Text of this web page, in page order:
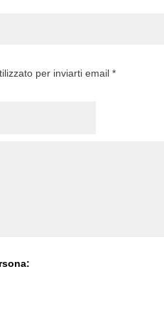
per inviarti email *